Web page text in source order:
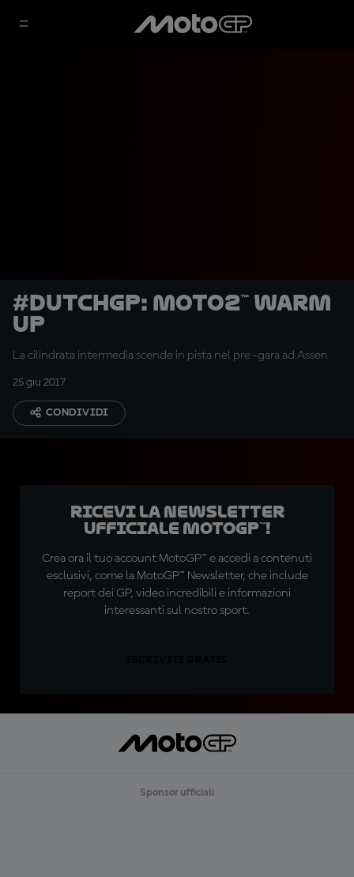
#DutchGP: Moto2™ Warm
Up
La cilindrata intermedia scende in pista nel pre-gara ad Assen
25 giu 2017
CONDIVIDI
Ricevi la newsletter
ufficiale MotoGP™!
Crea ora il tuo account MotoGP™ e accedi a contenuti
esclusivi, come la MotoGP™ Newsletter, che include
report dei GP, video incredibili e informazioni
interessanti sul nostro sport.
Sponsor ufficiali